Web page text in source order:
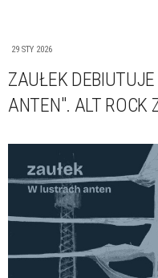
29 STY 2026
ZAUŁEK
ANTEN". ALT ROCK